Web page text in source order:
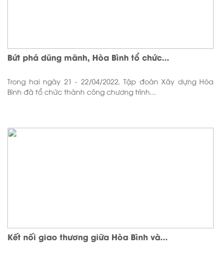
Bứt phá dũng mãnh, Hòa Bình tổ chức...
Trong hai ngày 21 - 22/04/2022, Tập đoàn Xây dựng Hòa
Bình đã tổ chức thành công chương trình...
Kết nối giao thương giữa Hòa Bình và...